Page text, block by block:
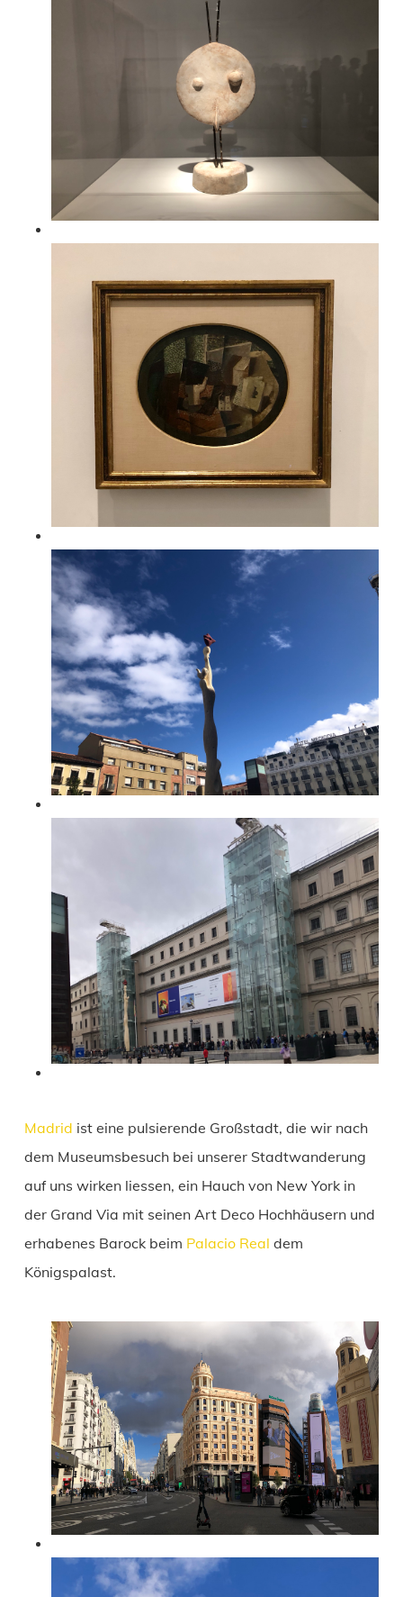
Madrid ist eine pulsierende Großstadt, die wir nach
dem Museumsbesuch bei unserer Stadtwanderung
auf uns wirken liessen, ein Hauch von New York in
der Grand Via mit seinen Art Deco Hochhäusern und
erhabenes Barock beim Palacio Real dem
Königspalast.